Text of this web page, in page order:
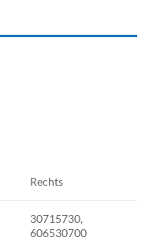
Rechts
30715730,
606530700